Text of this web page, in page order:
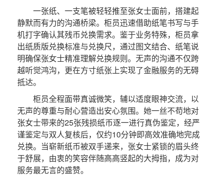
一张纸、一支笔被轻轻推至张女士面前，搭建起
静默而有力的沟通桥梁。柜员迅速借助纸笔书写与手
机打字确认其残币兑换需求。鉴于业务特殊，柜员拿
出纸质版兑换标准与兑换尺，通过图文结合、纸笔说
明确保张女士精准理解兑换规则。无声的沟通不仅跨
越听觉鸿沟，更在方寸纸张上实现了金融服务的无碍
抵达。
柜员全程面带真诚微笑，辅以适度眼神交流，以
无声的尊重与耐心营造出安心氛围。她一丝不苟地对
张女士带来的25张残损纸币逐一进行真伪鉴定，经严
谨鉴定与双人复核后，仅约10分钟即高效准确地完成
兑换。当崭新纸币被双手递来，张女士紧锁的眉头终
于舒展，由衷的笑容伴随高高竖起的大拇指，成为对
服务最无言的盛赞。